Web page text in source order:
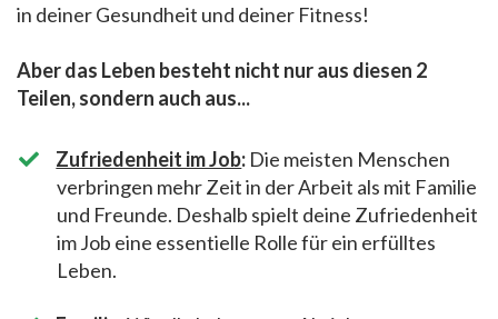
in deiner Gesundheit und deiner Fitness!
Aber das Leben besteht nicht nur aus diesen 2
Teilen, sondern auch aus...
Zufriedenheit im Job: Die meisten Menschen
verbringen mehr Zeit in der Arbeit als mit Familie
und Freunde. Deshalb spielt deine Zufriedenheit
im Job eine essentielle Rolle für ein erfülltes
Leben.